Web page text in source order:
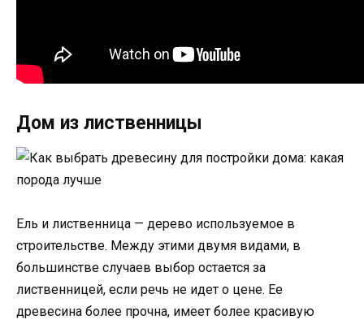
Дом из лиственницы
Ель и лиственница — дерево используемое в
строительстве. Между этими двумя видами, в
большинстве случаев выбор остается за
лиственницей, если речь не идет о цене. Ее
древесина более прочна, имеет более красивую